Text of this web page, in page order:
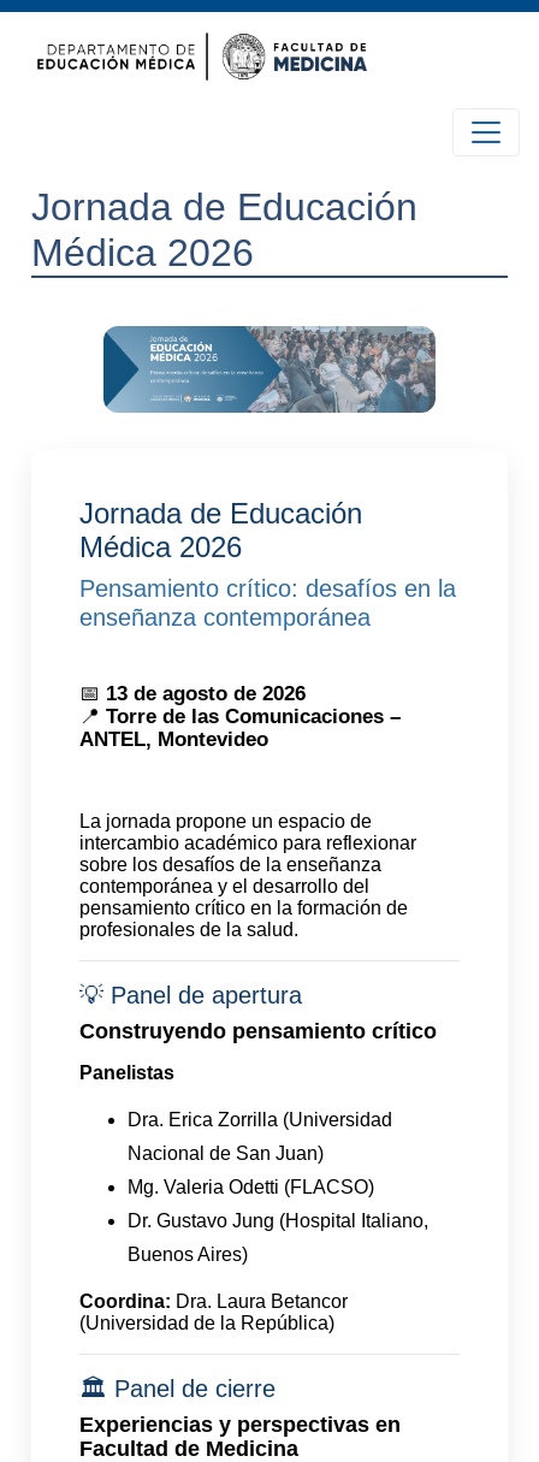
Jornada de Educación
Médica 2026
Jornada de Educación
Médica 2026
Pensamiento crítico: desafíos en la
enseñanza contemporánea
📅 13 de agosto de 2026
📍Torre de las Comunicaciones –
ANTEL, Montevideo
La jornada propone un espacio de
intercambio académico para reflexionar
sobre los desafíos de la enseñanza
contemporánea y el desarrollo del
pensamiento crítico en la formación de
profesionales de la salud.
💡 Panel de apertura
Construyendo pensamiento crítico
Panelistas
Dra. Erica Zorrilla (Universidad
Nacional de San Juan)
Mg. Valeria Odetti (FLACSO)
Dr. Gustavo Jung (Hospital Italiano,
Buenos Aires)
Coordina: Dra. Laura Betancor
(Universidad de la República)
🏛️ Panel de cierre
Experiencias y perspectivas en
Facultad de Medicina